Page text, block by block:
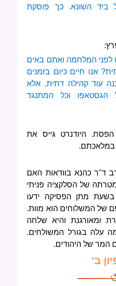
ביד השונא. כך פוסקת
לפני המלחמה ואתם באים
אנו חיים כיום בזמנים
עוד קהילה דתית, אלא
הגסטאפו וכל המתנגד
היודנרט גייס את
במלאכתם.
ד"ר כהנא בוודאות האם
של הסלקציה פניתי
מתן הפסיקה ידעו
של המשלוחים הוא מוות.
ומאורגנת והיא שלחה
עלה בגורל המשולחים.
המר של היהודים.
ב'